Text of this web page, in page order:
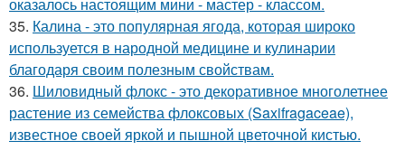
35. Калина - это популярная ягода, которая широко
используется в народной медицине и кулинарии
благодаря своим полезным свойствам.
36. Шиловидный флокс - это декоративное многолетнее
растение из семейства флоксовых (Saxifragaceae),
известное своей яркой и пышной цветочной кистью.